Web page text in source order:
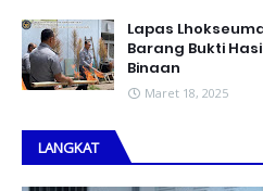
Lapas
Barang Bukti
Binaan
Maret 18, 2025
LANGKAT